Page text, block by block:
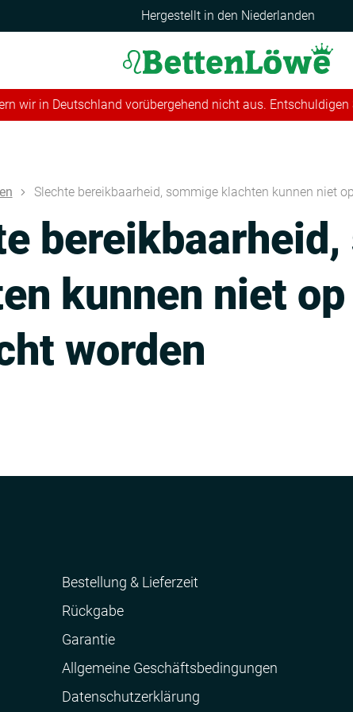
Hergestellt in den Niederlanden
wir in Deutschland vorübergehend nicht aus.
Slechte bereikbaarheid, sommige klachten kunnen niet
kunnen niet op
worden
Bestellung & Lieferzeit
Rückgabe
Garantie
Allgemeine Geschäftsbedingungen
Datenschutzerklärung